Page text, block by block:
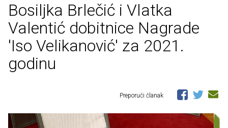
Bosiljka Brlečić i Vlatka
Valentić dobitnice Nagrade
'Iso Velikanović' za 2021.
godinu
Preporuči članak